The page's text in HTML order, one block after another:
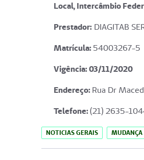
Local, Intercâmbio
Prestador: DIAGITAB
Matrícula:54003267-5
Vigência: 03/11/2020
Endereço:Rua Dr
Telefone:(21) 2635-
NOTICIAS GERAIS MUDANÇA